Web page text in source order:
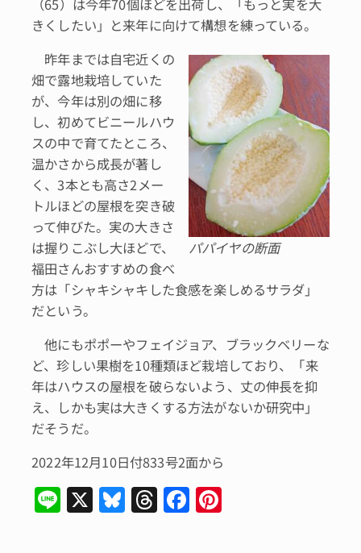
きくしたい」と来年に向けて構想を練っている。
パパイヤの断面
昨年までは自宅近くの
畑で露地栽培していた
が、今年は別の畑に移
し、初めてビニールハウ
スの中で育てたところ、
温かさから成長が著し
く、3本とも高さ2メー
トルほどの屋根を突き破
って伸びた。実の大きさ
は握りこぶし大ほどで、
福田さんおすすめの食べ
方は「シャキシャキした食感を楽しめるサラダ」
だという。
他にもポポーやフェイジョア、ブラックベリーな
ど、珍しい果樹を10種類ほど栽培しており、「来
年はハウスの屋根を破らないよう、丈の伸長を抑
え、しかも実は大きくする方法がないか研究中」
だそうだ。
2022年12月10日付833号2面から
Li X Bl T F